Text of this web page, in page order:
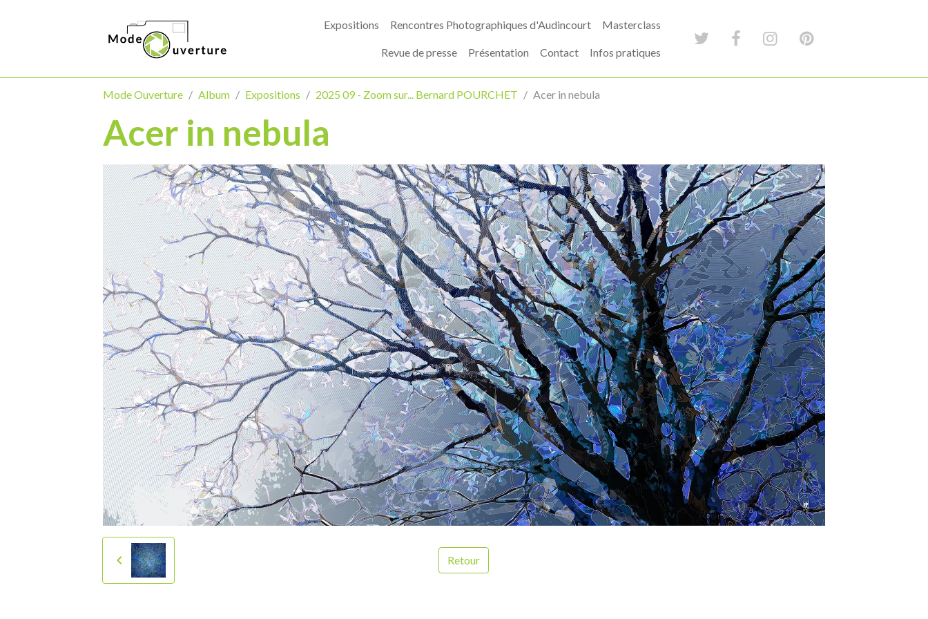
Expositions Rencontres Photographiques d'Audincourt Masterclass
Revue de presse Présentation Contact Infos pratiques
Mode Ouverture Album Expositions 2025 09 - Zoom sur... Bernard POURCHET Acer in nebula
Acer in nebula
Retour